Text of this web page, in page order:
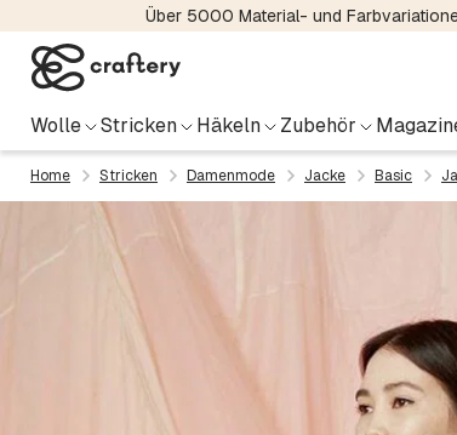
Über 5000 Material- und
Wolle Stricken Häkeln Zubehör
Home Stricken Damenmode Jacke Basic